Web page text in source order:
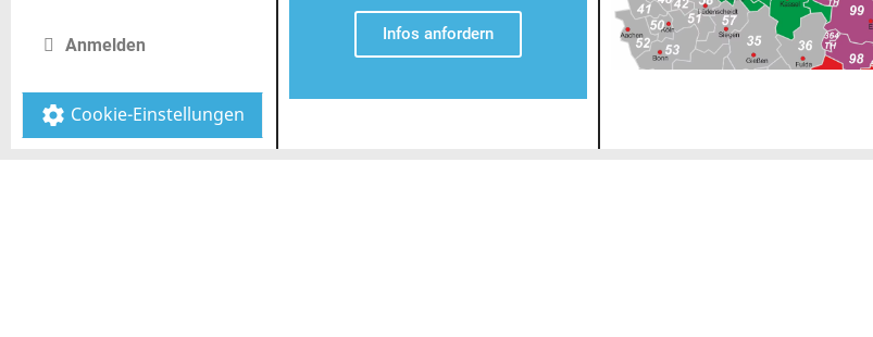
Anmelden
settings Cookie-Einstellungen
Infos anfordern